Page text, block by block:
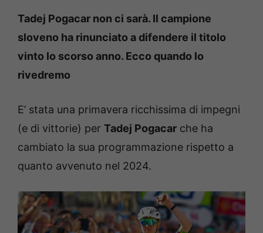
Tadej Pogacar non ci sarà. Il campione
sloveno ha rinunciato a difendere il titolo
vinto lo scorso anno. Ecco quando lo
rivedremo
E’ stata una primavera ricchissima di impegni
(e di vittorie) per Tadej Pogacar che ha
cambiato la sua programmazione rispetto a
quanto avvenuto nel 2024.